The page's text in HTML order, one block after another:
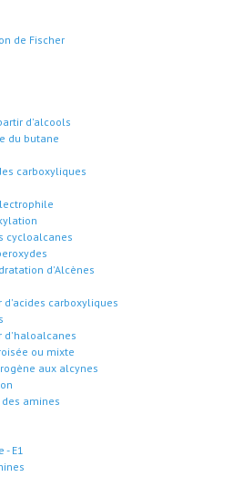
de Fischer
d'alcools
du butane
carboxyliques
cycloalcanes
d'Alcènes
d'acides carboxyliques
d'haloalcanes
ou mixte
aux alcynes
amines
E1